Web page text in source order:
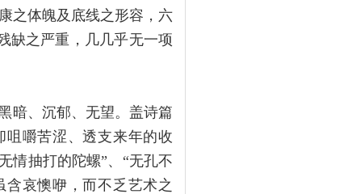
之体魄及底线之形容，六
缺之严重，几几乎无一项
暗、沉郁、无望。盖诗篇
咀嚼苦涩、透支来年的收
情抽打的陀螺”、“无孔不
哀懊咿，而不乏艺术之